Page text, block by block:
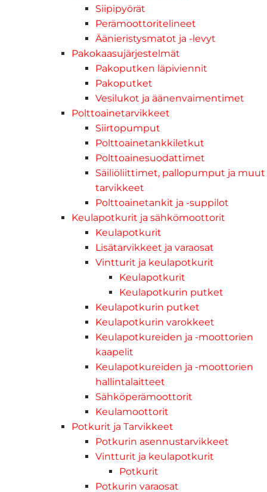
Siipipyörät
Perämoottoritelineet
Äänieristysmatot ja -levyt
Pakokaasujärjestelmät
Pakoputken läpiviennit
Pakoputket
Vesilukot ja äänenvaimentimet
Polttoainetarvikkeet
Siirtopumput
Polttoainetankkiletkut
Polttoainesuodattimet
Säiliöliittimet, pallopumput ja muut
tarvikkeet
Polttoainetankit ja -suppilot
Keulapotkurit ja sähkömoottorit
Keulapotkurit
Lisätarvikkeet ja varaosat
Vintturit ja keulapotkurit
Keulapotkurit
Keulapotkurin putket
Keulapotkurin putket
Keulapotkurin varokkeet
Keulapotkureiden ja -moottorien
kaapelit
Keulapotkureiden ja -moottorien
hallintalaitteet
Sähköperämoottorit
Keulamoottorit
Potkurit ja Tarvikkeet
Potkurin asennustarvikkeet
Vintturit ja keulapotkurit
Potkurit
Potkurin varaosat